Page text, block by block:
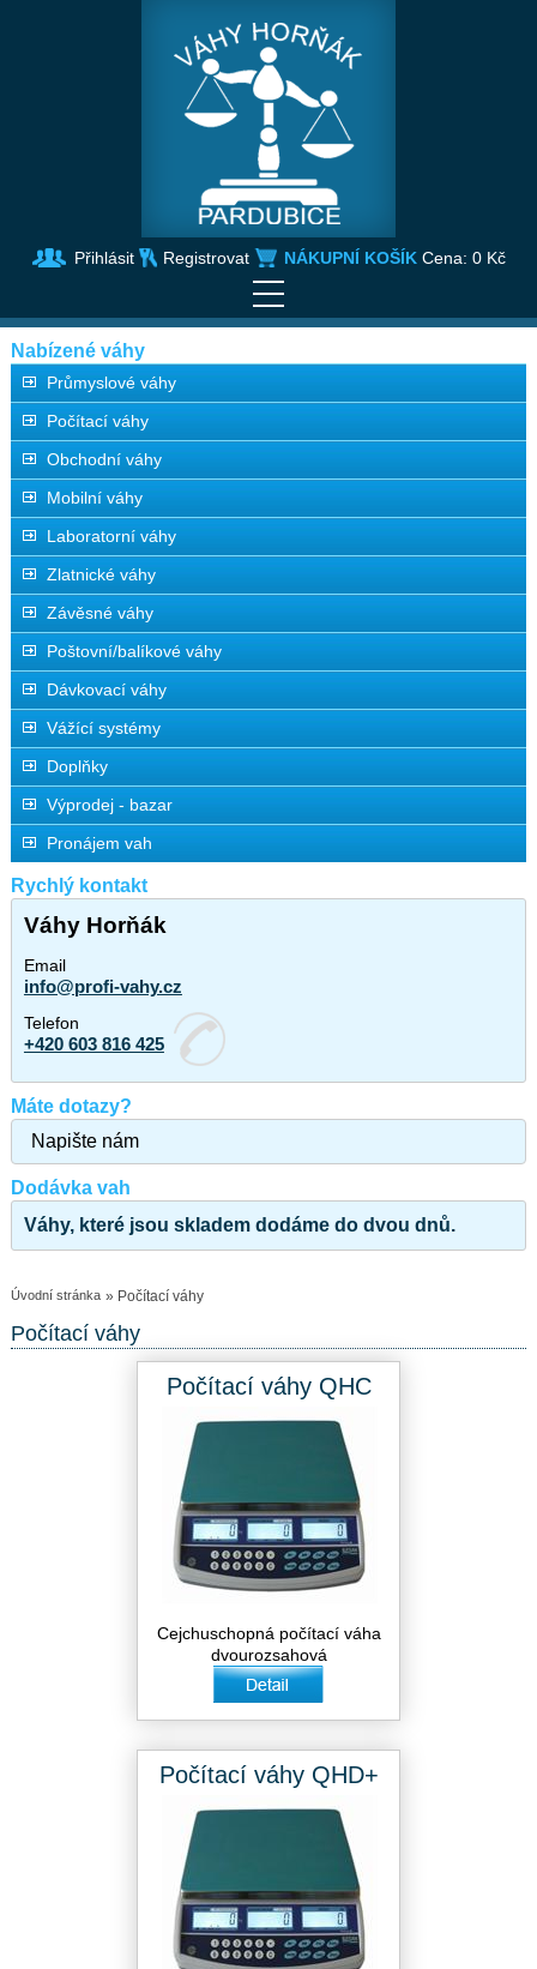
Přihlásit Registrovat NÁKUPNÍ KOŠÍK Cena: 0 Kč
Nabízené váhy
Průmyslové váhy
Počítací váhy
Obchodní váhy
Mobilní váhy
Laboratorní váhy
Zlatnické váhy
Závěsné váhy
Poštovní/balíkové váhy
Dávkovací váhy
Vážící systémy
Doplňky
Výprodej - bazar
Pronájem vah
Rychlý kontakt
Váhy Horňák
Email
info@profi-vahy.cz
Telefon
+420 603 816 425
Máte dotazy?
Napište nám
Dodávka vah
Váhy, které jsou skladem dodáme do dvou dnů.
Úvodní stránka » Počítací váhy
Počítací váhy
Počítací váhy QHC
Cejchuschopná počítací váha
dvourozsahová
Počítací váhy QHD+